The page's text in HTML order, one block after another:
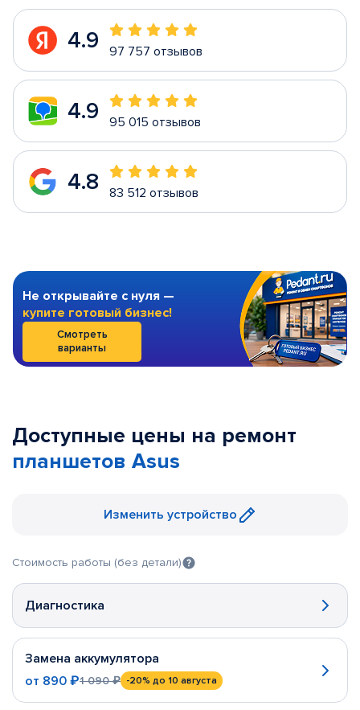
4.9 97 757 отзывов
4.9 95 015 отзывов
4.8 83 512 отзывов
Не открывайте с нуля —
купите готовый бизнес!
Смотреть
варианты
Доступные цены на ремонт
планшетов Asus
Изменить устройство
Стоимость работы (без детали)
Диагностика
Замена аккумулятора
от 890 ₽1 090 ₽ -20% до 10 августа